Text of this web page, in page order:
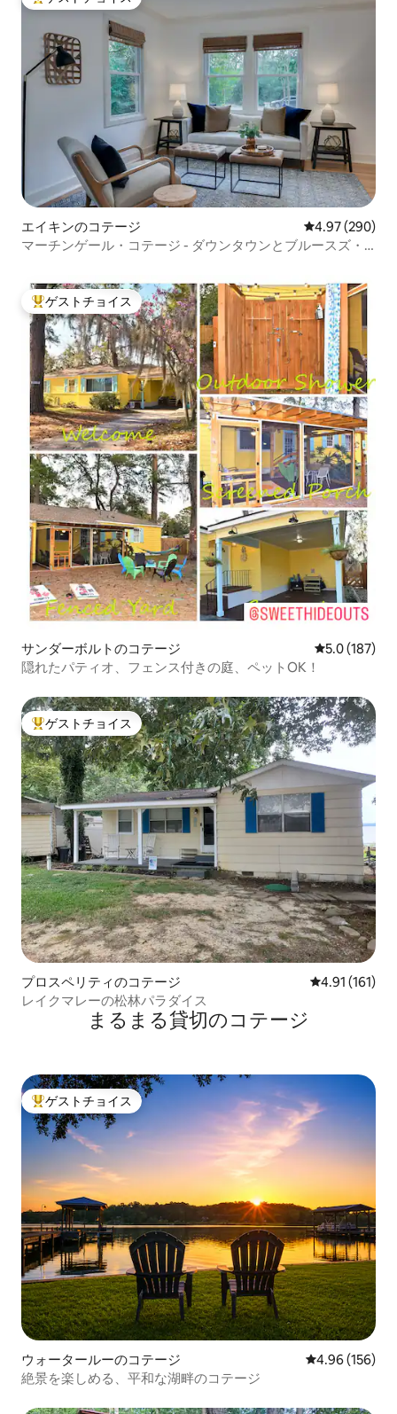
大好評のゲストチョイスです。
エイキンのコテージ レビュー290
4.97 (290)
マーチンゲール・コテージ - ダウンタウンとブルースズ・
大好評のゲストチョイスです。
ゲストチョイス
サンダーボルトのコテージ レビュー187
5.0 (187)
隠れたパティオ、フェンス付きの庭、ペットOK！
大好評のゲストチョイスです。
ゲストチョイス
プロスペリティのコテージ レビュー161
4.91 (161)
レイクマレーの松林パラダイス
まるまる貸切のコテージ
大好評のゲストチョイスです。
ゲストチョイス
ウォータールーのコテージ レビュー156
4.96 (156)
絶景を楽しめる、平和な湖畔のコテージ